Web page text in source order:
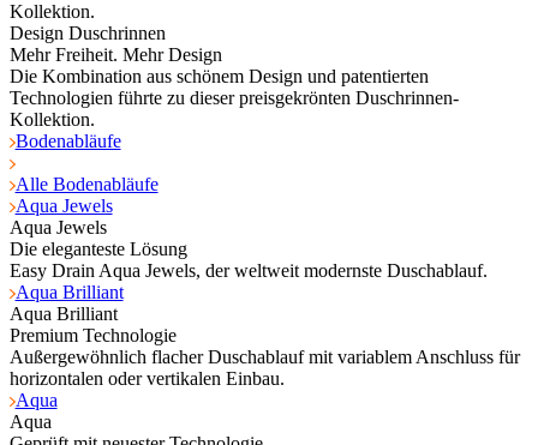
Kollektion.
Design Duschrinnen
Mehr Freiheit. Mehr Design
Die Kombination aus schönem Design und patentierten
Technologien führte zu dieser preisgekrönten Duschrinnen-
Kollektion.
Bodenabläufe
Alle Bodenabläufe
Aqua Jewels
Aqua Jewels
Die eleganteste Lösung
Easy Drain Aqua Jewels, der weltweit modernste Duschablauf.
Aqua Brilliant
Aqua Brilliant
Premium Technologie
Außergewöhnlich flacher Duschablauf mit variablem Anschluss für
horizontalen oder vertikalen Einbau.
Aqua
Aqua